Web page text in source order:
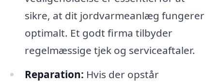
sikre, at dit jordvarmeanlæg fungerer
optimalt. Et godt firma tilbyder
regelmæssige tjek og serviceaftaler.
Reparation: Hvis der opstår